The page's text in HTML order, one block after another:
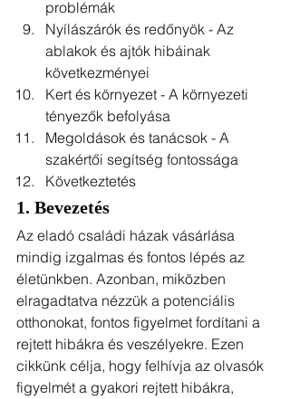
problémák
Nyílászárók és redőnyök - Az
ablakok és ajtók hibáinak
következményei
Kert és környezet - A környezeti
tényezők befolyása
Megoldások és tanácsok - A
szakértői segítség fontossága
Következtetés
1. Bevezetés
Az eladó családi házak vásárlása
mindig izgalmas és fontos lépés az
életünkben. Azonban, miközben
elragadtatva nézzük a potenciális
otthonokat, fontos figyelmet fordítani a
rejtett hibákra és veszélyekre. Ezen
cikkünk célja, hogy felhívja az olvasók
figyelmét a gyakori rejtett hibákra,